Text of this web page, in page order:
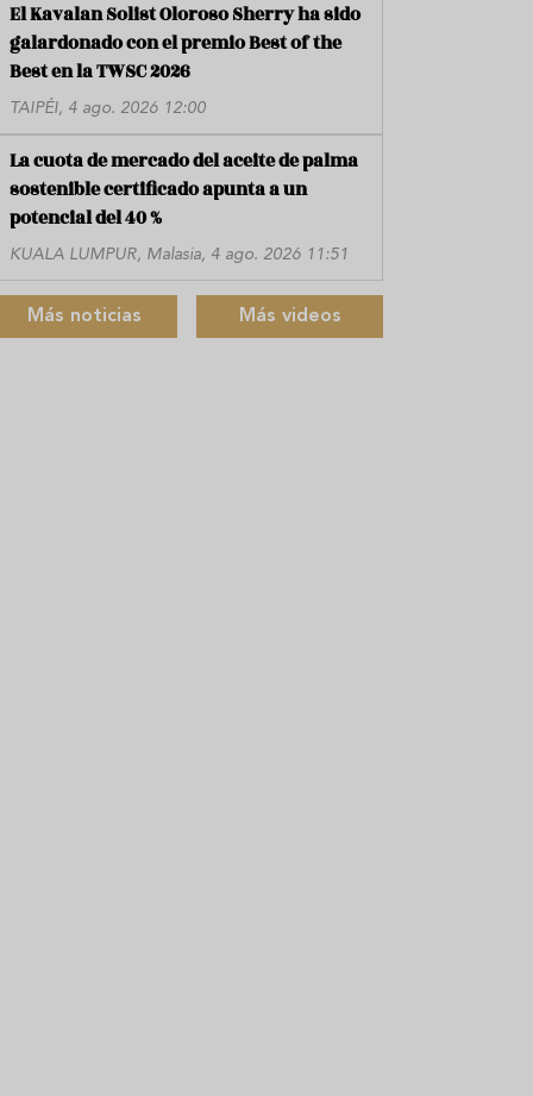
El Kavalan Solist Oloroso Sherry ha sido
galardonado con el premio Best of the
Best en la TWSC 2026
TAIPÉI, 4 ago. 2026 12:00
La cuota de mercado del aceite de palma
sostenible certificado apunta a un
potencial del 40 %
KUALA LUMPUR, Malasia, 4 ago. 2026 11:51
Más noticias Más videos